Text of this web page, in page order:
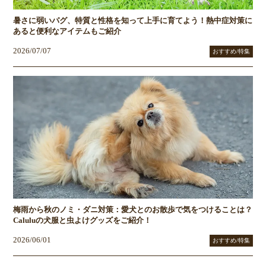
暑さに弱いパグ、特質と性格を知って上手に育てよう！熱中症対策に
あると便利なアイテムもご紹介
2026/07/07 おすすめ/特集
梅雨から秋のノミ・ダニ対策：愛犬とのお散歩で気をつけることは？
Caluluの犬服と虫よけグッズをご紹介！
2026/06/01 おすすめ/特集